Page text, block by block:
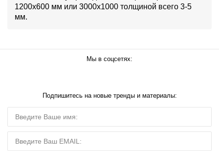
1200х600 мм или 3000х1000 толщиной всего 3-5
мм.
Мы в соцсетях:
Подпишитесь на новые тренды и материалы: